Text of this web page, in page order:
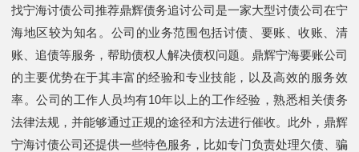
找宁海讨债公司推荐鼎辉债务追讨公司是一家大型讨债公司在宁
海地区较为知名。公司的业务范围包括讨债、要账、收账、清
账、追债等服务，帮助债权人解决债权问题。鼎辉宁海要账公司
的主要优势在于其丰富的经验和专业技能，以及高效的服务效
率。公司的工作人员均有10年以上的工作经验，熟悉相关债务
法律法规，并能够通过正规的途径和方法进行催收。此外，鼎辉
宁海讨债公司还提供一些特色服务，比如专门负责处理欠债、骗